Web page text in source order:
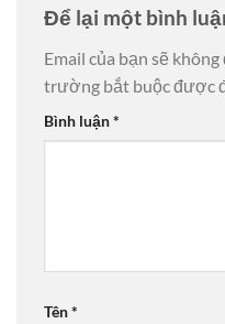
Để lại một bình
Email của bạn sẽ
trường bắt buộc được
Bình luận*
Tên*